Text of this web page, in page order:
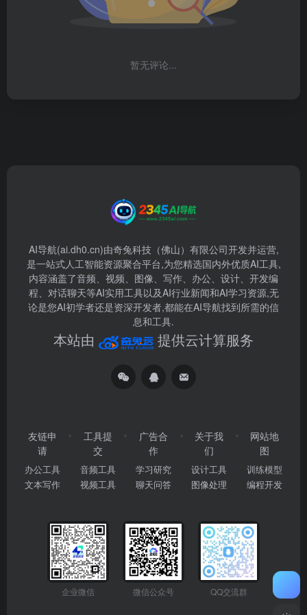
暂无评论...
AI导航(ai.dh0.cn)由奇兔科技（佛山）有限公司开发并运营,
是一站式人工智能资源聚合平台,为您精选国内外优质AI工具,
内容涵盖了音频、视频、图像、写作、办公、设计、开发编
程、对话聊天等AI实用工具以及AI行业新闻和AI学习资源,无
论是您AI初学者还是资深开发者,都能在AI导航找到所需的信
息和工具.
本站由 提供云计算服务
友链申
请
办公工具
文本写作
工具提
交
音频工具
视频工具
广告合
作
学习研究
聊天问答
关于我
们
设计工具
图像处理
网站地
图
训练模型
编程开发
企业微信 微信公众号 QQ交流群